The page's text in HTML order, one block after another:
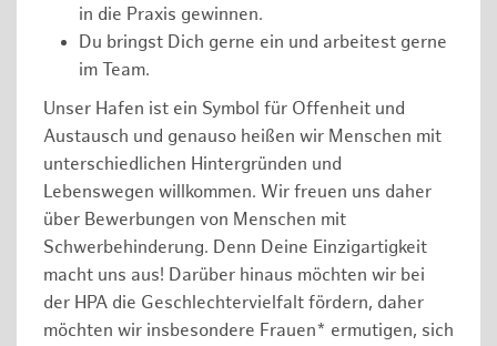
in die Praxis gewinnen.
Du bringst Dich gerne ein und arbeitest gerne
im Team.
Unser Hafen ist ein Symbol für Offenheit und
Austausch und genauso heißen wir Menschen mit
unterschiedlichen Hintergründen und
Lebenswegen willkommen. Wir freuen uns daher
über Bewerbungen von Menschen mit
Schwerbehinderung. Denn Deine Einzigartigkeit
macht uns aus! Darüber hinaus möchten wir bei
der HPA die Geschlechtervielfalt fördern, daher
möchten wir insbesondere Frauen* ermutigen, sich